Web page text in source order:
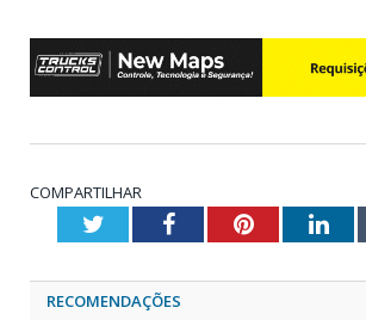
COMPARTILHAR
TwitterFacebookPinterest
RECOMENDAÇÕES